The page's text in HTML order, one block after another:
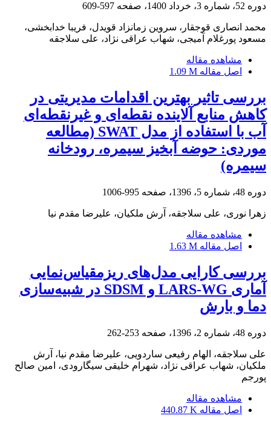
دوره 52، شماره 3، خرداد 1400، صفحه 597-609
محمد انصاری قوجقار، سروین زمانزاد قویدل، فریبا خدابخشی،
مسعود پورغلام آمیجی، شهاب عراقی نژاد، علی سلاجقه
مشاهده مقاله
اصل مقاله 1.09 M
بررسی تاثیر بهترین اقدامات مدیریتی در
کاهش منابع آلاینده نقطه‌ای و غیرنقطه‌ای
آب با استفاده از مدل SWAT (مطالعه
موردی: حوضه آبخیز سیمره، رودخانه
سیمره)
دوره 48، شماره 5، 1396، صفحه 995-1006
زهرا نوری، علی سلاجقه، آرش ملکیان، علیرضا مقدم نیا
مشاهده مقاله
اصل مقاله 1.63 M
بررسی کارایی مدل‌های ریزمقیاس‌نمایی
آماری LARS-WG و SDSM در شبیه‌سازی
دما و بارش
دوره 48، شماره 2، 1396، صفحه 253-262
علی سلاجقه، الهام رفیعی ساردویی، علیرضا مقدم نیا، آرش
ملکیان، شهاب عراقی نژاد، شهرام خلیقی سیگارودی، امین صالح
پورجم
مشاهده مقاله
اصل مقاله 440.87 K